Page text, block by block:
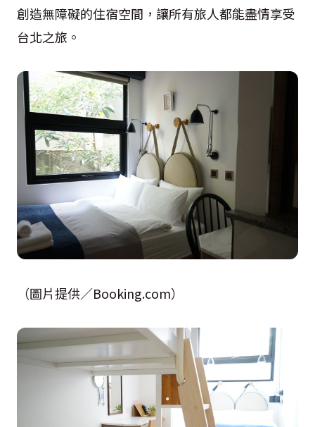
創造無障礙的住宿空間，讓所有旅人都能盡情享受
台北之旅。
（圖片提供／Booking.com）